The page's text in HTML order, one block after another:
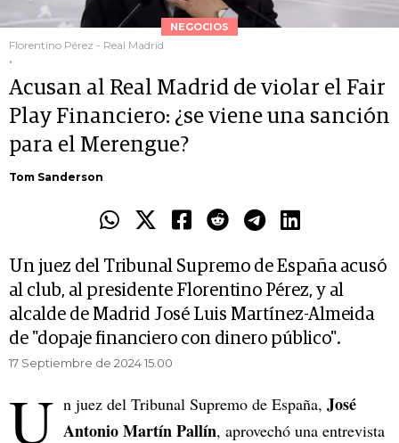
NEGOCIOS
Florentino Pérez - Real Madrid
.
Acusan al Real Madrid de violar el Fair
Play Financiero: ¿se viene una sanción
para el Merengue?
Tom Sanderson
Un juez del Tribunal Supremo de España acusó
al club, al presidente Florentino Pérez, y al
alcalde de Madrid José Luis Martínez-Almeida
de "dopaje financiero con dinero público".
17 Septiembre de 2024 15.00
U n juez del Tribunal Supremo de España, José
Antonio Martín Pallín, aprovechó una entrevista